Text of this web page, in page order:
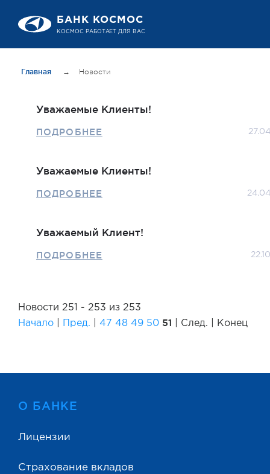
БАНК КОСМОС
Главная → Новости
Уважаемые Клиенты!
ПОДРОБНЕЕ
Уважаемые Клиенты!
ПОДРОБНЕЕ
Уважаемый Клиент!
ПОДРОБНЕЕ
Новости 251 - 253 из 253
Начало
Пред. 47 48 49 50 51 | След. | Конец
О БАНКЕ
Лицензии
Страхование вкладов